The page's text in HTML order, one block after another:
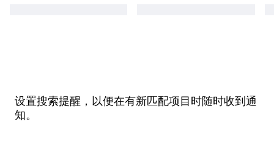
设置搜索提醒，以便在有新匹配项目时随时收到通
知。